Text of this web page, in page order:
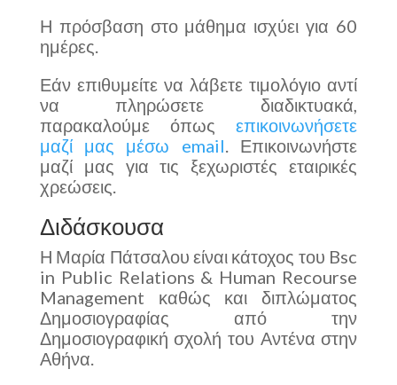
Η πρόσβαση στο μάθημα ισχύει για 60
ημέρες.
Εάν επιθυμείτε να λάβετε τιμολόγιο αντί
να πληρώσετε διαδικτυακά,
παρακαλούμε όπωςεπικοινωνήσετε
μαζί μας μέσω email. Επικοινωνήστε
μαζί μας για τις ξεχωριστές εταιρικές
χρεώσεις.
Διδάσκουσα
Η Μαρία Πάτσαλου είναι κάτοχος του Bsc
in Public Relations & Human Recourse
Management καθώς και διπλώματος
Δημοσιογραφίας από την
Δημοσιογραφική σχολή του Αντένα στην
Αθήνα.